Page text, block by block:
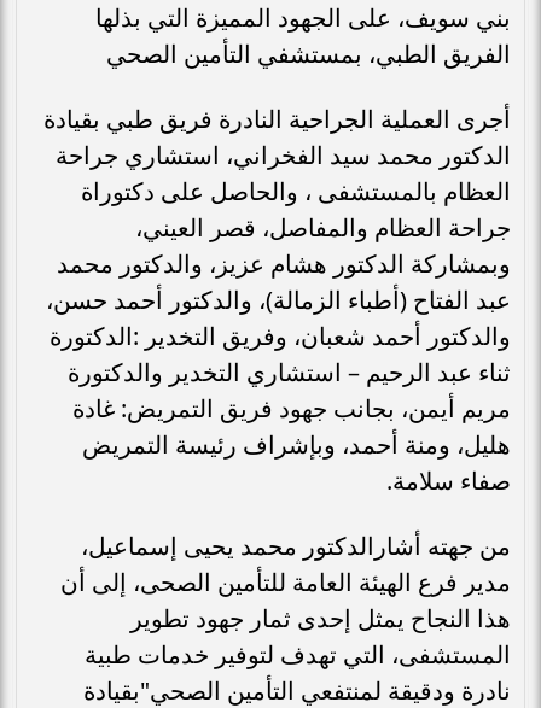
بني سويف، على الجهود المميزة التي بذلها
الفريق الطبي، بمستشفي التأمين الصحي
أجرى العملية الجراحية النادرة فريق طبي بقيادة
الدكتور محمد سيد الفخراني، استشاري جراحة
العظام بالمستشفى ، والحاصل على دكتوراة
جراحة العظام والمفاصل، قصر العيني،
وبمشاركة الدكتور هشام عزيز، والدكتور محمد
عبد الفتاح (أطباء الزمالة)، والدكتور أحمد حسن،
والدكتور أحمد شعبان، وفريق التخدير :الدكتورة
ثناء عبد الرحيم – استشاري التخدير والدكتورة
مريم أيمن، بجانب جهود فريق التمريض: غادة
هليل، ومنة أحمد، وبإشراف رئيسة التمريض
صفاء سلامة.
من جهته أشارالدكتور محمد يحيى إسماعيل،
مدير فرع الهيئة العامة للتأمين الصحى، إلى أن
هذا النجاح يمثل إحدى ثمار جهود تطوير
المستشفى، التي تهدف لتوفير خدمات طبية
نادرة ودقيقة لمنتفعي التأمين الصحي"بقيادة